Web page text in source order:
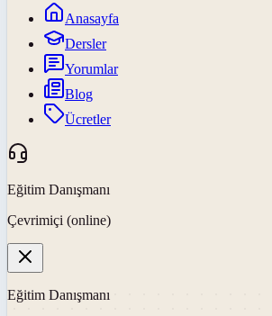
Anasayfa
Dersler
Yorumlar
Blog
Ücretler
Eğitim Danışmanı
Çevrimiçi (online)
Eğitim Danışmanı